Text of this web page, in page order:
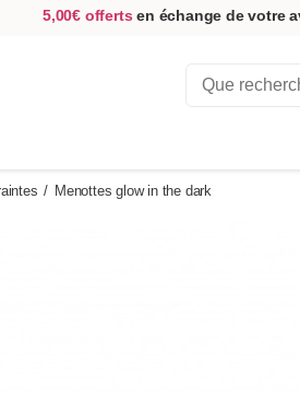
5,00€ offerts en échange de votre
/ Menottes glow in the dark